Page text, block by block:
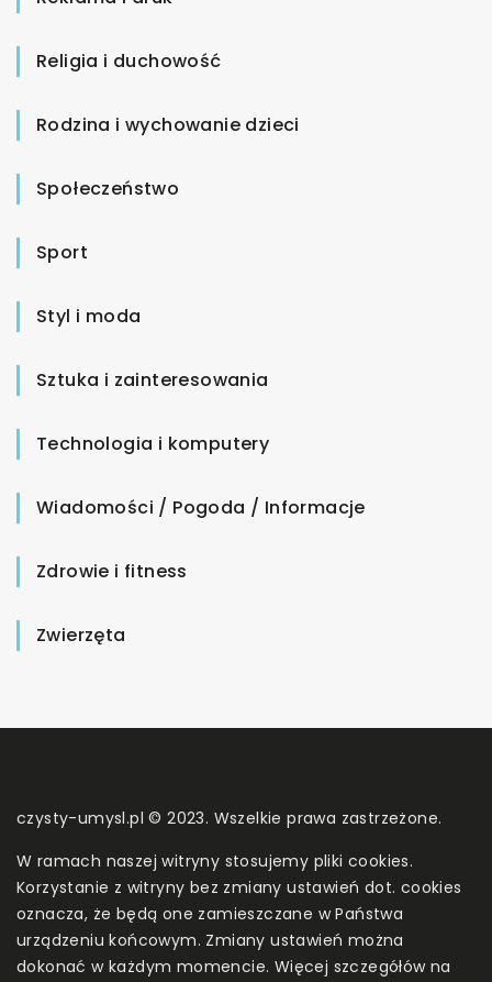
Religia i duchowość
Rodzina i wychowanie dzieci
Społeczeństwo
Sport
Styl i moda
Sztuka i zainteresowania
Technologia i komputery
Wiadomości / Pogoda / Informacje
Zdrowie i fitness
Zwierzęta
czysty-umysl.pl © 2023. Wszelkie prawa zastrzeżone.
W ramach naszej witryny stosujemy pliki cookies.
Korzystanie z witryny bez zmiany ustawień dot. cookies
oznacza, że będą one zamieszczane w Państwa
urządzeniu końcowym. Zmiany ustawień można
dokonać w każdym momencie. Więcej szczegółów na